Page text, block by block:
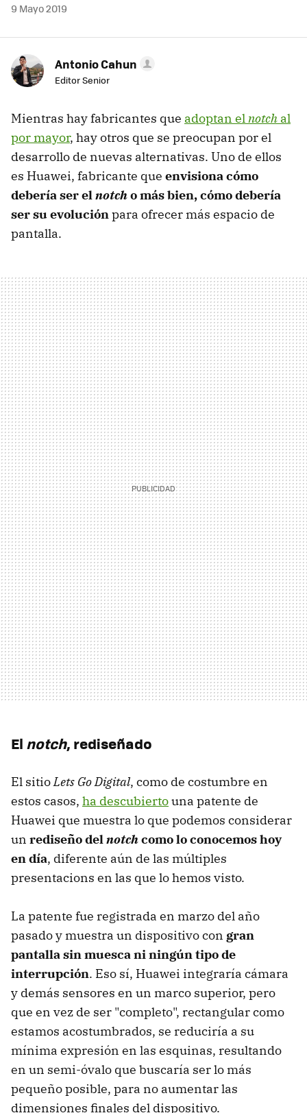
9 Mayo 2019
Antonio Cahun
Editor Senior
Mientras hay fabricantes que adoptan elnotch al
por mayor, hay otros que se preocupan por el
desarrollo de nuevas alternativas. Uno de ellos
es Huawei, fabricante que envisiona cómo
debería ser elnotcho más bien, cómo debería
ser su evoluciónpara ofrecer más espacio de
pantalla.
Elnotch, rediseñado
El sitioLets Go Digital, como de costumbre en
estos casos, ha descubiertouna patente de
Huawei que muestra lo que podemos considerar
un rediseño delnotchcomo lo conocemos hoy
en día, diferente aún de las múltiples
presentacions en las que lo hemos visto.
La patente fue registrada en marzo del año
pasado y muestra un dispositivo con gran
pantalla sin muesca ni ningún tipo de
interrupción. Eso sí, Huawei integraría cámara
y demás sensores en un marco superior, pero
que en vez de ser "completo", rectangular como
estamos acostumbrados, se reduciría a su
mínima expresión en las esquinas, resultando
en un semi-óvalo que buscaría ser lo más
pequeño posible, para no aumentar las
dimensiones finales del dispositivo.